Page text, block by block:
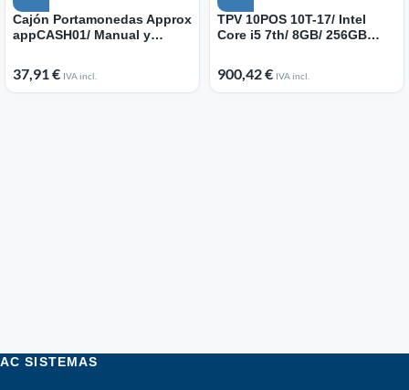
Cajón Portamonedas Approx
appCASH01/ Manual y
37,91€ IVA incl.
TPV 10POS 10T-17/ Intel
Core i5 7th/ 8GB/ 256GB
Verifactu + 2h de Formación
900,42€ IVA incl.
AC SISTEMAS